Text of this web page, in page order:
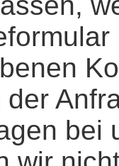
der
bei